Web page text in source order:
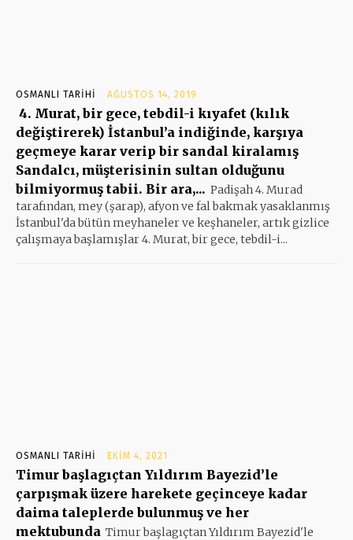
OSMANLI TARIHI AĞUSTOS 14, 2019
4. Murat, bir gece, tebdil-i kıyafet (kılık
değiştirerek) İstanbul’a indiğinde, karşıya
geçmeye karar verip bir sandal kiralamış
Sandalcı, müşterisinin sultan olduğunu
bilmiyormuş tabii. Bir ara,... Padişah 4. Murad
tarafından, mey (şarap), afyon ve fal bakmak yasaklanmış
İstanbul'da bütün meyhaneler ve keşhaneler, artık gizlice
çalışmaya başlamışlar 4. Murat, bir gece, tebdil-i...
OSMANLI TARIHI EKIM 4, 2021
Timur başlagıçtan Yıldırım Bayezid’le
çarpışmak üzere harekete geçinceye kadar
daima taleplerde bulunmuş ve her
mektubunda Timur başlagıçtan Yıldırım Bayezid'le